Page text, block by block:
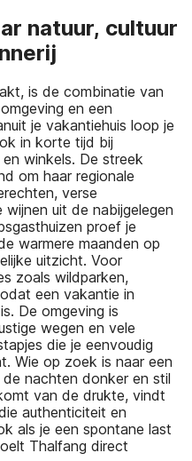
natuur, cultuur
is de combinatie van
en een
je vakantiehuis loop je
in korte tijd bij
winkels. De streek
om haar regionale
verse
uit de nabijgelegen
proef je
warmere maanden op
uitzicht. Voor
zoals wildparken,
een vakantie in
De omgeving is
wegen en vele
die je eenvoudig
Wie op zoek is naar een
nachten donker en stil
van de drukte, vindt
authenticiteit en
als je een spontane last
Thalfang direct